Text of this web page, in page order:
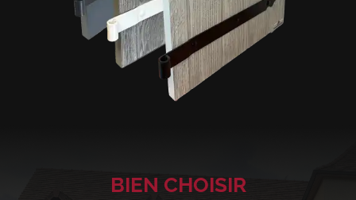
BIEN CHOISIR